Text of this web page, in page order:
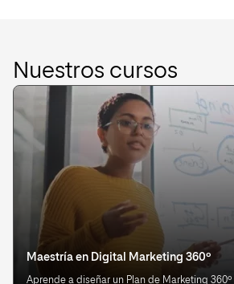
Nuestros cursos
Maestría en Digital Marketing 360º
Aprende a diseñar un Plan de Marketing 360º